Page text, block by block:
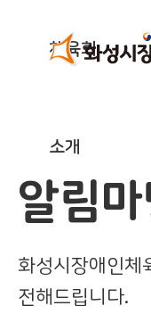
체육회
소개
알림
화성시장애인체
전해드립니다.